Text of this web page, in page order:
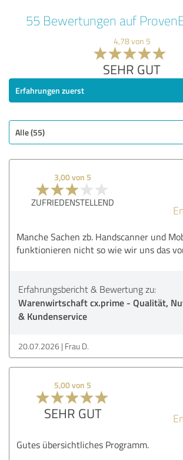
55 Bewertungen auf
4,78 von 5
SEHR GUT
Erfahrungen zuerst
Alle (55)
3,00 von 5
ZUFRIEDENSTELLEND
Manche Sachen zb. Handscanner und
funktionieren nicht so wie wir uns das
Erfahrungsbericht & Bewertung zu:
Warenwirtschaft cx.prime - Qualität,
& Kundenservice
20.07.2026 Frau D.
5,00 von 5
SEHR GUT
Gutes übersichtliches Programm.